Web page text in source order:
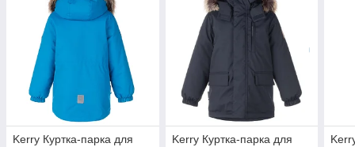
Kerry Куртка-парка для
Kerry Куртка-парка для